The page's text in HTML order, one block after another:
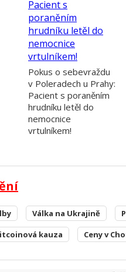
Pokus o sebevraždu
v Poleradech u Prahy:
Pacient s poraněním
hrudníku letěl do
nemocnice
vrtulníkem!
Válka na Ukrajině
kauza Ceny v